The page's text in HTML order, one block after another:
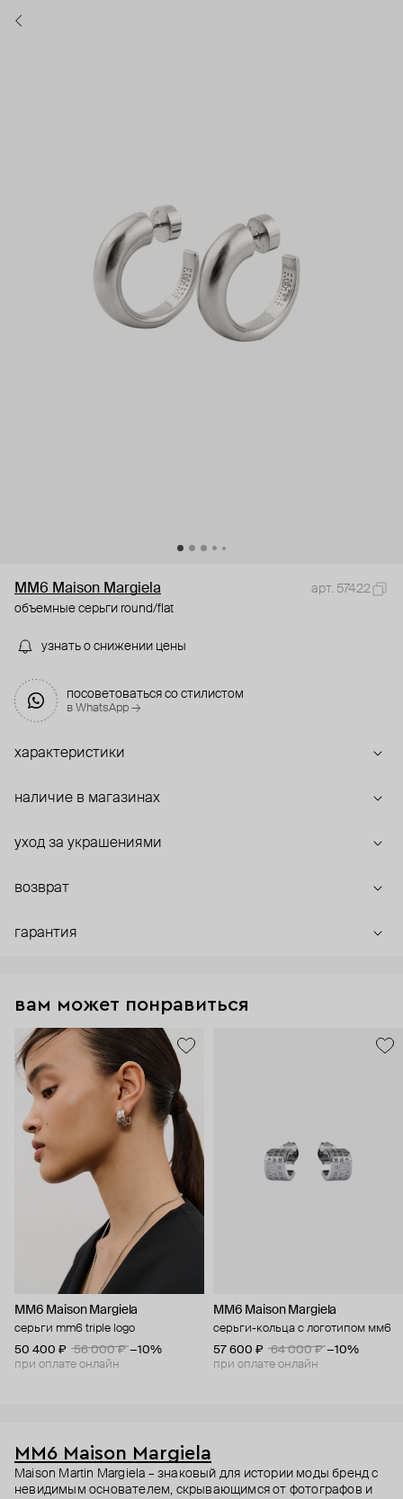
MM6 Maison Margiela
арт. 57422
объемные серьги round/flat
узнать о снижении цены
посоветоваться со стилистом
в WhatsApp →
характеристики
наличие в магазинах
уход за украшениями
возврат
гарантия
вам может понравиться
MM6 Maison Margiela
серьги mm6 triple logo
50 400 ₽
56 000 ₽ −10%
при оплате онлайн
MM6 Maison Margiela
серьги-кольца с логотипом мм6
57 600 ₽
64 000 ₽ −10%
при оплате онлайн
MM6 Maison Margiela
Maison Martin Margiela – знаковый для истории моды бренд с
невидимым основателем, скрывающимся от фотографов и